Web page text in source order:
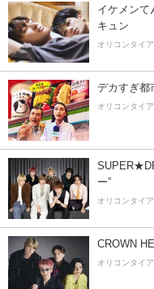
イケメンて
キュン
オリコンタイ
デカすぎ都
オリコンタイ
ー”
オリコンタイ
CROWN
オリコンタイ